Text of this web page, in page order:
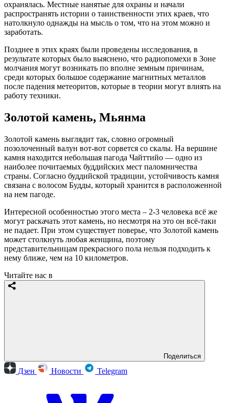
охранялась. Местные нанятые для охраны и начали
распространять истории о таинственности этих краев, что
натолкнуло однажды на мысль о том, что на этом можно и
заработать.
Позднее в этих краях были проведены исследования, в
результате которых было выяснено, что радиопомехи в Зоне
молчания могут возникать по вполне земным причинам,
среди которых большое содержание магнитных металлов
после падения метеоритов, которые в теории могут влиять на
работу техники.
Золотой камень, Мьянма
Золотой камень выглядит так, словно огромный
позолоченный валун вот-вот сорвется со скалы. На вершине
камня находится небольшая пагода Чайттийо — одно из
наиболее почитаемых буддийских мест паломничества
страны. Согласно буддийской традиции, устойчивость камня
связана с волосом Будды, который хранится в расположенной
на нем пагоде.
Интересной особенностью этого места – 2-3 человека всё же
могут раскачать этот камень, но несмотря на это он всё-таки
не падает. При этом существует поверье, что Золотой камень
может столкнуть любая женщина, поэтому
представительницам прекрасного пола нельзя подходить к
нему ближе, чем на 10 километров.
Читайте нас в
Поделиться
Дзен Новости Telegram